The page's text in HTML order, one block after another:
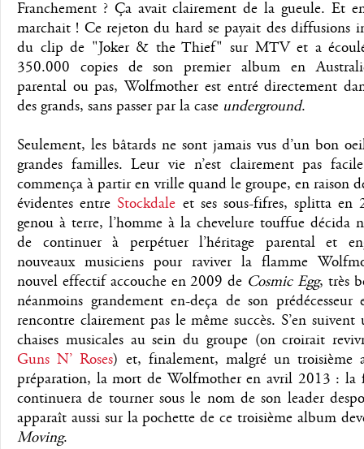
Franchement ? Ça avait clairement de la gueule. Et
marchait ! Ce rejeton du hard se payait des diffusions
du clip de "Joker & the Thief" sur MTV et a
350.000 copies de son premier album en
parental ou pas, Wolfmother est entré directement
des grands, sans passer par la case underground.
Seulement, les bâtards ne sont jamais vus d’un bon
grandes familles. Leur vie n’est clairement pas
commença à partir en vrille quand le groupe, en raison
évidentes entreStockdale et ses sous-fifres, splitta en
genou à terre, l’homme à la chevelure touffue décida
de continuer à perpétuer l’héritage parental et
nouveaux musiciens pour raviver la flamme
nouvel effectif accouche en 2009 de Cosmic Egg, très
néanmoins grandement en-deça de son
rencontre clairement pas le même succès. S’en
chaises musicales au sein du groupe (on croirait
Guns N’ Roses) et, finalement, malgré un troisième
préparation, la mort de Wolfmother en avril 2013 : la
continuera de tourner sous le nom de son leader
apparaît aussi sur la pochette de ce troisième album
Moving.